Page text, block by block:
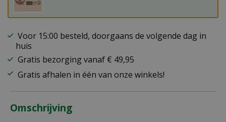
Voor 15:00 besteld, doorgaans de volgende dag in
huis
Gratis bezorging vanaf € 49,95
Gratis afhalen in één van onze winkels!
Omschrijving